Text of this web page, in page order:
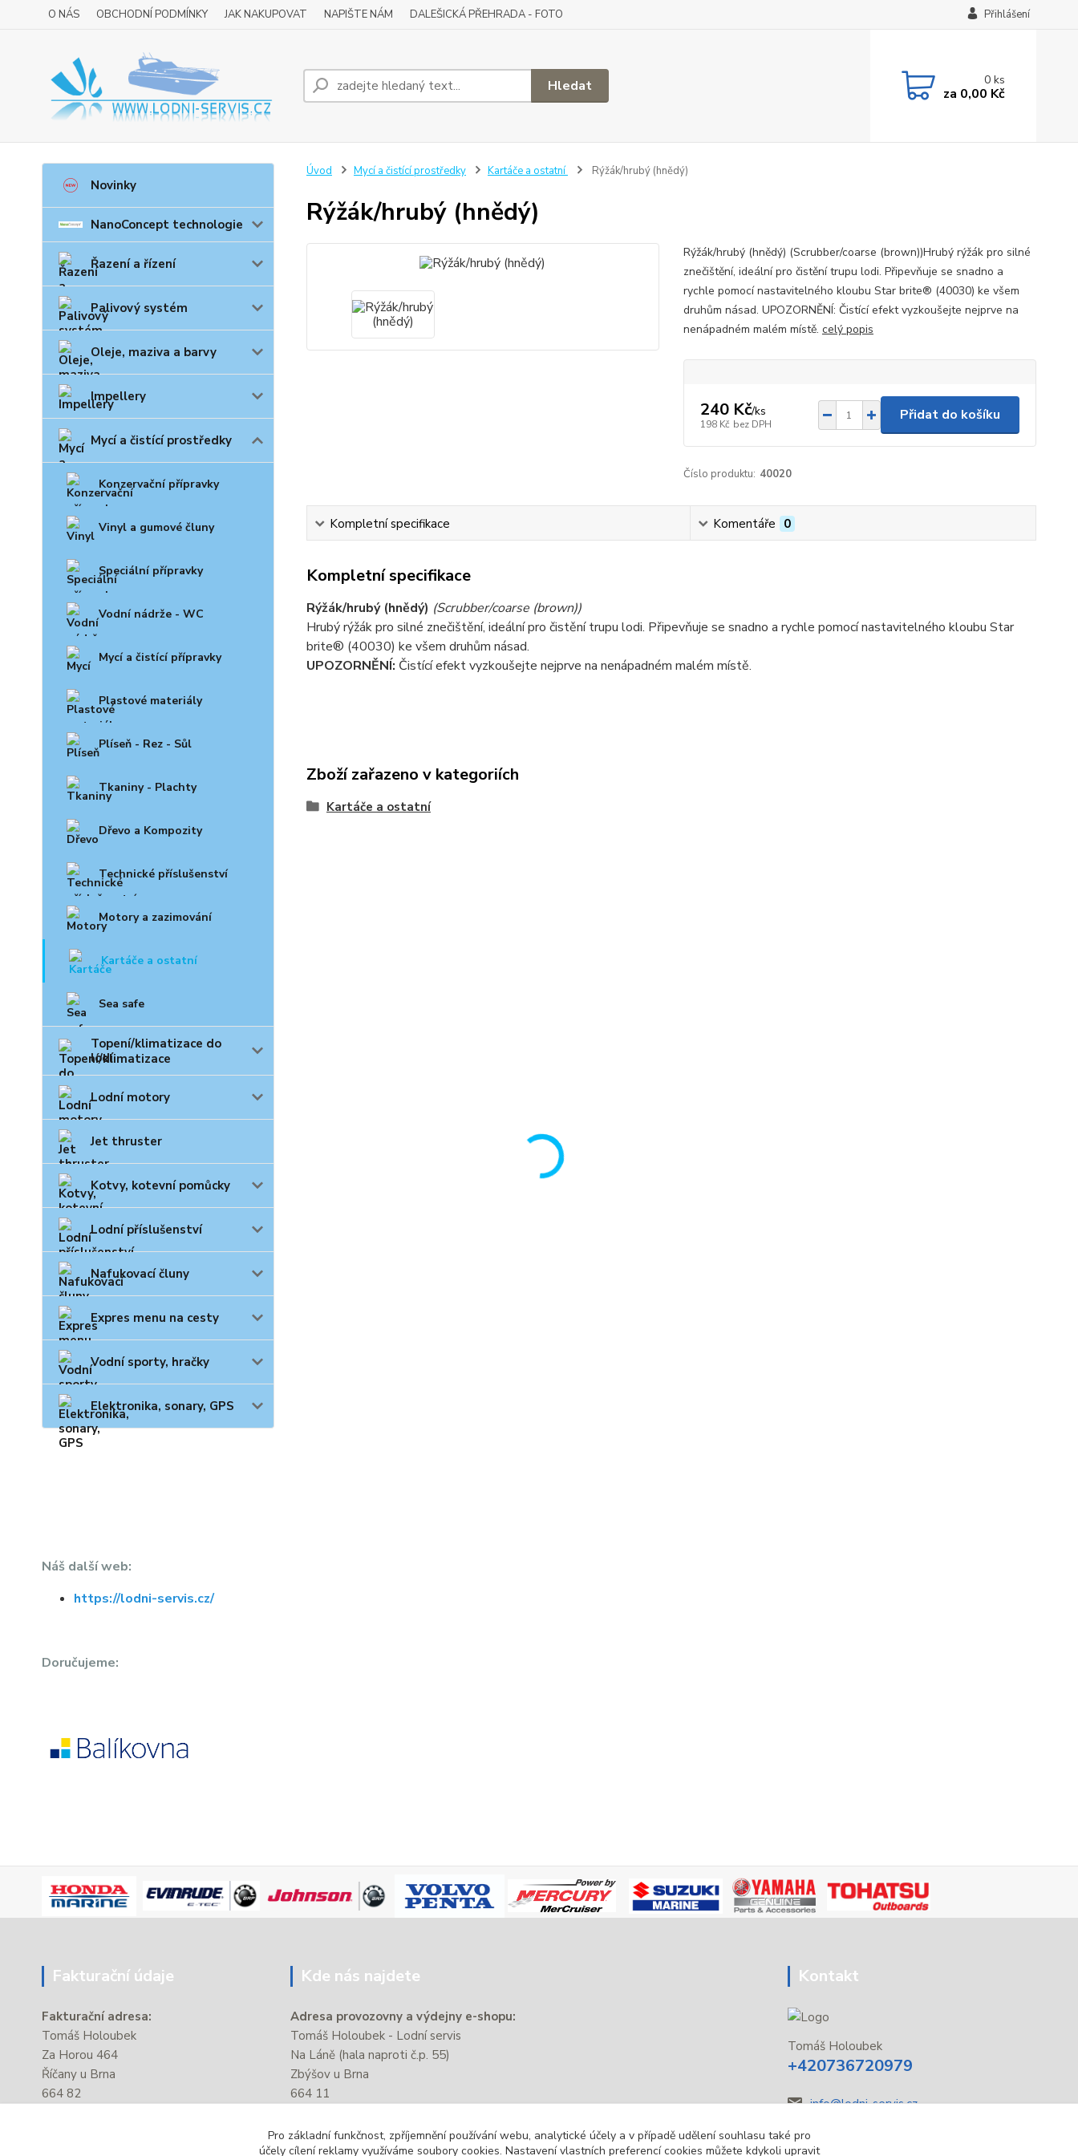
O NÁS OBCHODNÍ PODMÍNKY JAK NAKUPOVAT NAPIŠTE NÁM DALEŠICKÁ PŘEHRADA - FOTO Přihlášení
Hledat 0ks
za 0,00 Kč
Novinky
NanoConcept technologie
Řazení a řízení
Palivový systém
Oleje, maziva a barvy
Impellery
Mycí a čistící prostředky
Konzervační přípravky
Vinyl a gumové čluny
Speciální přípravky
Vodní nádrže - WC
Mycí a čistící přípravky
Plastové materiály
Plíseň - Rez - Sůl
Tkaniny - Plachty
Dřevo a Kompozity
Technické příslušenství
Motory a zazimování
Kartáče a ostatní
Sea safe
Topení/klimatizace do
lodí
Lodní motory
Jet thruster
Kotvy, kotevní pomůcky
Lodní příslušenství
Nafukovací čluny
Expres menu na cesty
Vodní sporty, hračky
Elektronika, sonary, GPS
Náš další web:
https://lodni-servis.cz/
Doručujeme:
Úvod Mycí a čistící prostředky Kartáče a ostatní Rýžák/hrubý (hnědý)
Rýžák/hrubý (hnědý)
Rýžák/hrubý (hnědý) (Scrubber/coarse (brown))Hrubý rýžák pro silné
znečištění, ideální pro čistění trupu lodi. Připevňuje se snadno a
rychle pomocí nastavitelného kloubu Star brite® (40030) ke všem
druhům násad. UPOZORNĚNÍ: Čistící efekt vyzkoušejte nejprve na
nenápadném malém místě. celý popis
240 Kč/ks
198 Kč bez DPH
Přidat do košíku
Číslo produktu: 40020
Kompletní specifikace Komentáře 0
Kompletní specifikace
Rýžák/hrubý (hnědý) (Scrubber/coarse (brown))
Hrubý rýžák pro silné znečištění, ideální pro čistění trupu lodi. Připevňuje se snadno a rychle pomocí nastavitelného kloubu Star
brite® (40030) ke všem druhům násad.
UPOZORNĚNÍ: Čistící efekt vyzkoušejte nejprve na nenápadném malém místě.
Zboží zařazeno v kategoriích
Kartáče a ostatní
Fakturační údaje
Fakturační adresa:
Tomáš Holoubek
Za Horou 464
Říčany u Brna
664 82
Kde nás najdete
Adresa provozovny a výdejny e-shopu:
Tomáš Holoubek - Lodní servis
Na Láně (hala naproti č.p. 55)
Zbýšov u Brna
664 11
autobusové zastávky Zbýšov-Městský
Kontakt
Tomáš Holoubek
+420736720979
info@lodni-servis.cz
Pro základní funkčnost, zpříjemnění používání webu, analytické účely a v případě udělení souhlasu také pro
účely cílení reklamy využíváme soubory cookies. Nastavení vlastních preferencí cookies můžete kdykoli upravit